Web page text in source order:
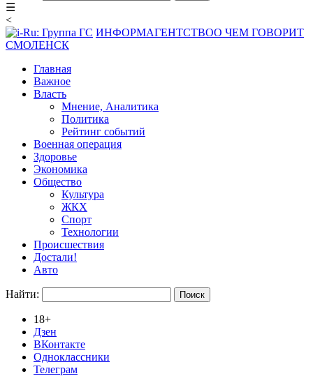
☰
<
ИНФОРМАГЕНТСТВОО ЧЕМ ГОВОРИТ
СМОЛЕНСК
Главная
Важное
Власть
Мнение, Аналитика
Политика
Рейтинг событий
Военная операция
Здоровье
Экономика
Общество
Культура
ЖКХ
Спорт
Технологии
Происшествия
Достали!
Авто
Найти:
18+
Дзен
ВКонтакте
Одноклассники
Телеграм